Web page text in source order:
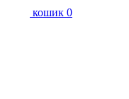
кошик 0